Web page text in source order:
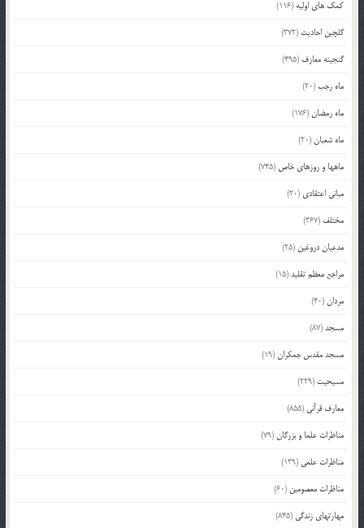
کمک های اولیه (116)
گلچین احادیث (372)
گنجینه معارف (495)
ماه رجب(20)
ماه رمضان (176)
ماه شعبان (20)
ماهها و روزهای خاص (745)
مبانی اعتقادی (20)
مختلف (367)
مدعیان دروغین (25)
مراجع معظم تقلید(15)
مردان (40)
مسجد(87)
مسجد مقدس جمکران (19)
مسیحیت (229)
معارف قرآنی (855)
مناظرات علما و بزرگان (79)
مناظرات علمی (139)
مناظرات معصومین (60)
مهارتهای زندگی (845)